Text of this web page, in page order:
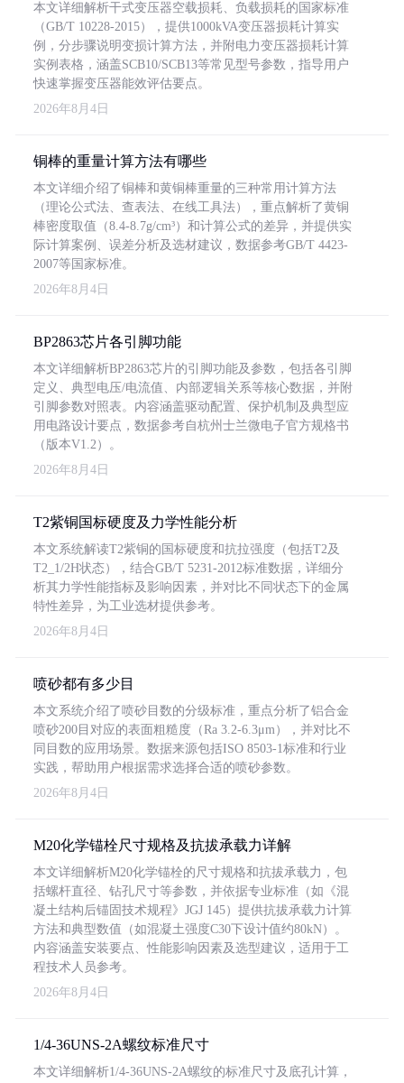
本文详细解析干式变压器空载损耗、负载损耗的国家标准
（GB/T 10228-2015），提供1000kVA变压器损耗计算实
例，分步骤说明变损计算方法，并附电力变压器损耗计算
实例表格，涵盖SCB10/SCB13等常见型号参数，指导用户
快速掌握变压器能效评估要点。
2026年8月4日
铜棒的重量计算方法有哪些
本文详细介绍了铜棒和黄铜棒重量的三种常用计算方法
（理论公式法、查表法、在线工具法），重点解析了黄铜
棒密度取值（8.4-8.7g/cm³）和计算公式的差异，并提供实
际计算案例、误差分析及选材建议，数据参考GB/T 4423-
2007等国家标准。
2026年8月4日
BP2863芯片各引脚功能
本文详细解析BP2863芯片的引脚功能及参数，包括各引脚
定义、典型电压/电流值、内部逻辑关系等核心数据，并附
引脚参数对照表。内容涵盖驱动配置、保护机制及典型应
用电路设计要点，数据参考自杭州士兰微电子官方规格书
（版本V1.2）。
2026年8月4日
T2紫铜国标硬度及力学性能分析
本文系统解读T2紫铜的国标硬度和抗拉强度（包括T2及
T2_1/2H状态），结合GB/T 5231-2012标准数据，详细分
析其力学性能指标及影响因素，并对比不同状态下的金属
特性差异，为工业选材提供参考。
2026年8月4日
喷砂都有多少目
本文系统介绍了喷砂目数的分级标准，重点分析了铝合金
喷砂200目对应的表面粗糙度（Ra 3.2-6.3μm），并对比不
同目数的应用场景。数据来源包括ISO 8503-1标准和行业
实践，帮助用户根据需求选择合适的喷砂参数。
2026年8月4日
M20化学锚栓尺寸规格及抗拔承载力详解
本文详细解析M20化学锚栓的尺寸规格和抗拔承载力，包
括螺杆直径、钻孔尺寸等参数，并依据专业标准（如《混
凝土结构后锚固技术规程》JGJ 145）提供抗拔承载力计算
方法和典型数值（如混凝土强度C30下设计值约80kN）。
内容涵盖安装要点、性能影响因素及选型建议，适用于工
程技术人员参考。
2026年8月4日
1/4-36UNS-2A螺纹标准尺寸
本文详细解析1/4-36UNS-2A螺纹的标准尺寸及底孔计算，